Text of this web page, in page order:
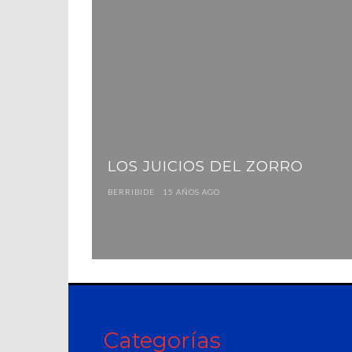
LOS JUICIOS DEL ZORRO
BERRIBIDE 15 AÑOS AGO
Categorías